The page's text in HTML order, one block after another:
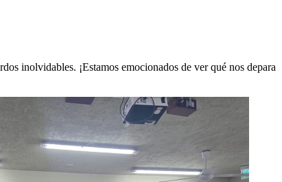
inolvidables. ¡Estamos emocionados de ver qué nos depara